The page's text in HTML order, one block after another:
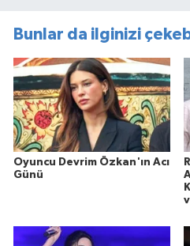
Bunlar da ilginizi
Oyuncu Devrim Özkan'ın Acı
Günü